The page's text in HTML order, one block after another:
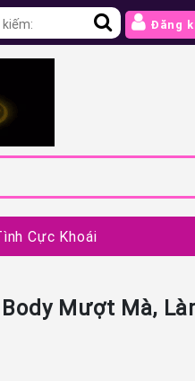
Đăng
Cực Khoái
Mượt Mà,